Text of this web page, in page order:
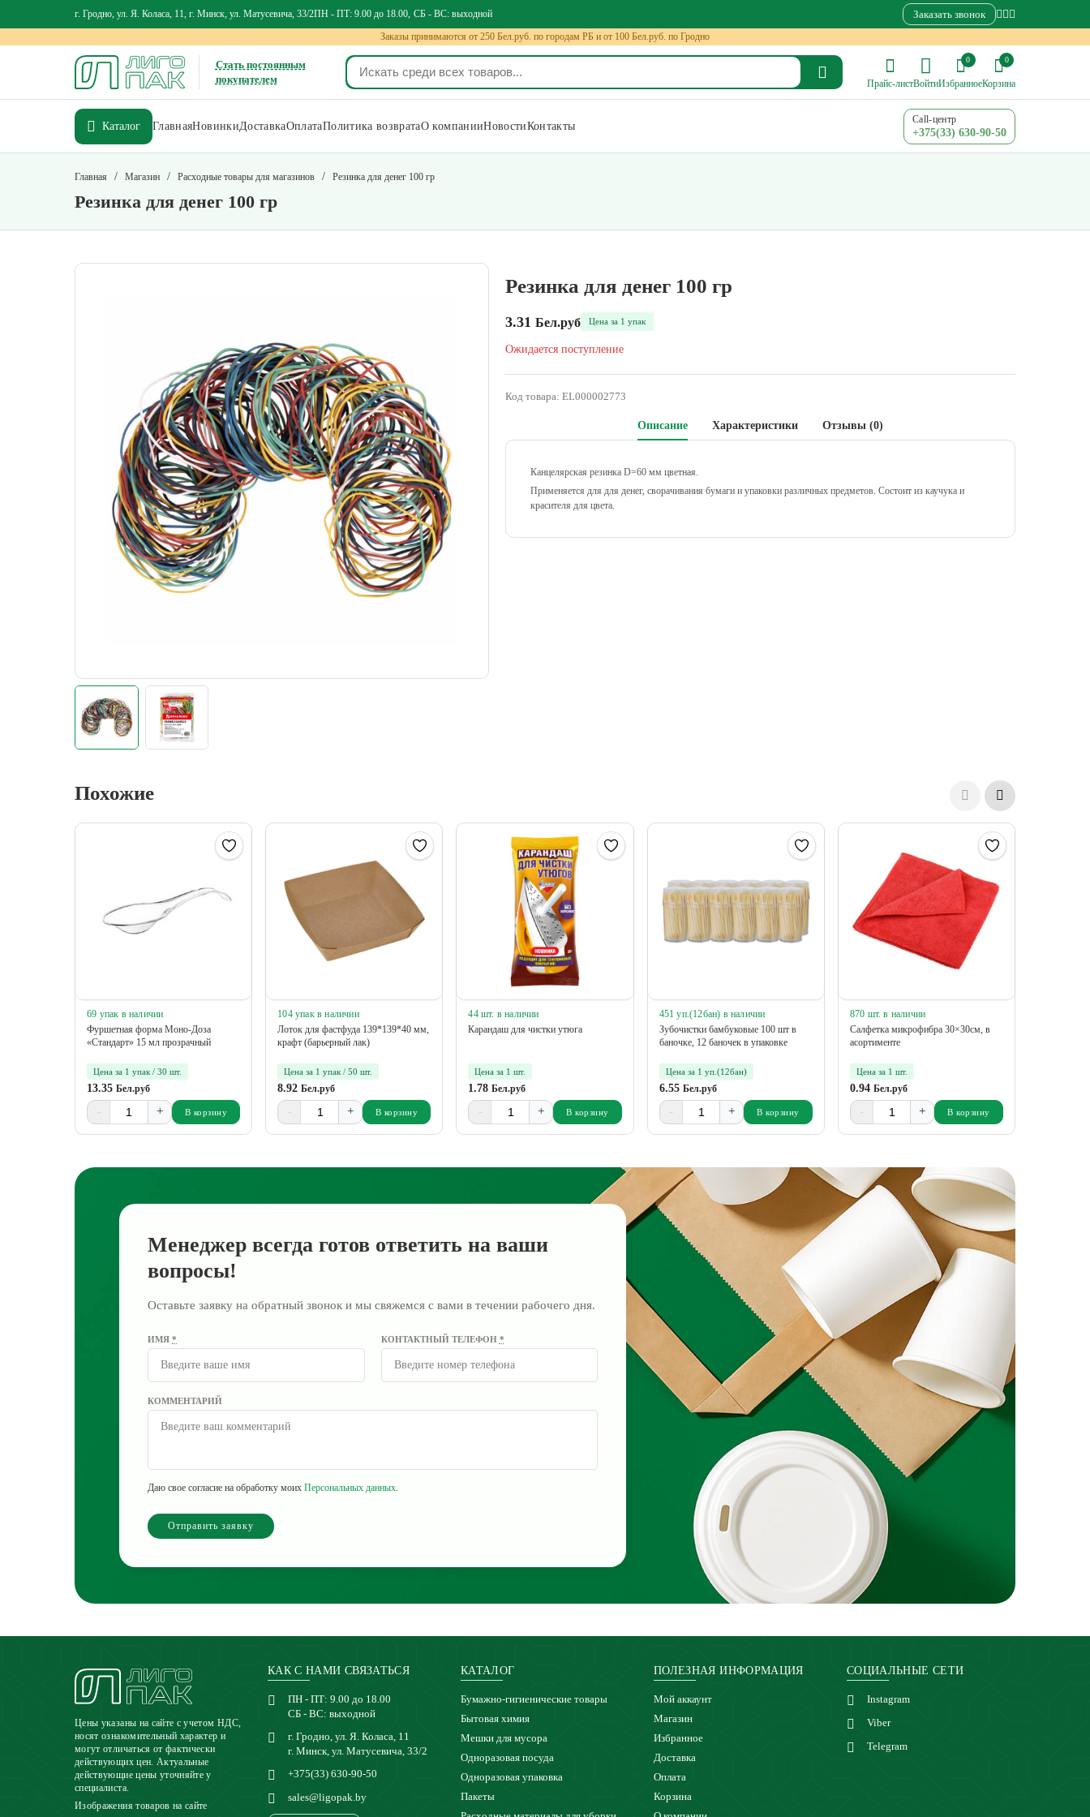
г. Гродно, ул. Я. Коласа, 11, г. Минск, ул. Матусевича, 33/2ПН - ПТ: 9.00 до 18.00 СБ - ВС: выходной Заказать звонок
Заказы принимаются от 250 Бел.руб. по городам РБ и от 100 Бел.руб. по Гродно
Стать постоянным
покупателем
Прайс-листВойти
0
Избранное
0
Корзина
Каталог ГлавнаяНовинкиДоставкаОплатаПолитика возвратаО компанииНовостиКонтакты
Call-центр
+375(33) 630-90-50
Главная / Магазин / Расходные товары для магазинов / Резинка для денег 100 гр
Резинка для денег 100 гр
Резинка для денег 100 гр
3.31 Бел.руб Цена за 1 упак
Ожидается поступление
Код товара: EL000002773
Описание Характеристики Отзывы (0)
Канцелярская резинка D=60 мм цветная.
Применяется для для денег, сворачивания бумаги и упаковки различных предметов. Состоит из каучука и
красителя для цвета.
Похожие
69 упак в наличии
Фуршетная форма Моно-Доза
«Стандарт» 15 мл прозрачный
Цена за 1 упак / 30 шт.
13.35 Бел.руб
- + В корзину
104 упак в наличии
Лоток для фастфуда 139*139*40 мм,
крафт (барьерный лак)
Цена за 1 упак / 50 шт.
8.92Бел.руб
- + В корзину
44 шт. в наличии
Карандаш для чистки утюга
Цена за 1 шт.
1.78Бел.руб
- + В корзину
451 уп.(12бан) в наличии
Зубочистки бамбуковые 100 шт в
баночке, 12 баночек в упаковке
Цена за 1 уп.(12бан)
6.55 Бел.руб
- + В корзину
870 шт. в наличии
Салфетка микрофибра 30×30см, в
асортименте
Цена за 1 шт.
0.94 Бел.руб
- + В корзину
Менеджер всегда готов ответить на ваши
вопросы!
Оставьте заявку на обратный звонок и мы свяжемся с вами в течении рабочего дня.
ИМЯ * КОНТАКТНЫЙ ТЕЛЕФОН *
КОММЕНТАРИЙ
Даю свое согласие на обработку моих Персональных данных
Отправить заявку
Цены указаны на сайте с учетом НДС,
носят ознакомительный характер и
могут отличаться от фактически
действующих цен. Актуальные
действующие цены уточняйте у
специалиста.
Изображения товаров на сайте
КАК С НАМИ СВЯЗАТЬСЯ
ПН - ПТ: 9.00 до 18.00
СБ - ВС: выходной
г. Гродно, ул. Я. Коласа, 11
г. Минск, ул. Матусевича, 33/2
+375(33) 630-90-50
sales@ligopak.by
КАТАЛОГ
Бумажно-гигиенические товары
Бытовая химия
Мешки для мусора
Одноразовая посуда
Одноразовая упаковка
Пакеты
ПОЛЕЗНАЯ ИНФОРМАЦИЯ
Мой аккаунт
Магазин
Избранное
Доставка
Оплата
Корзина
СОЦИАЛЬНЫЕ СЕТИ
Instagram
Viber
Telegram